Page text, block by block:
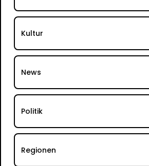
Kultur
News
Politik
Regionen